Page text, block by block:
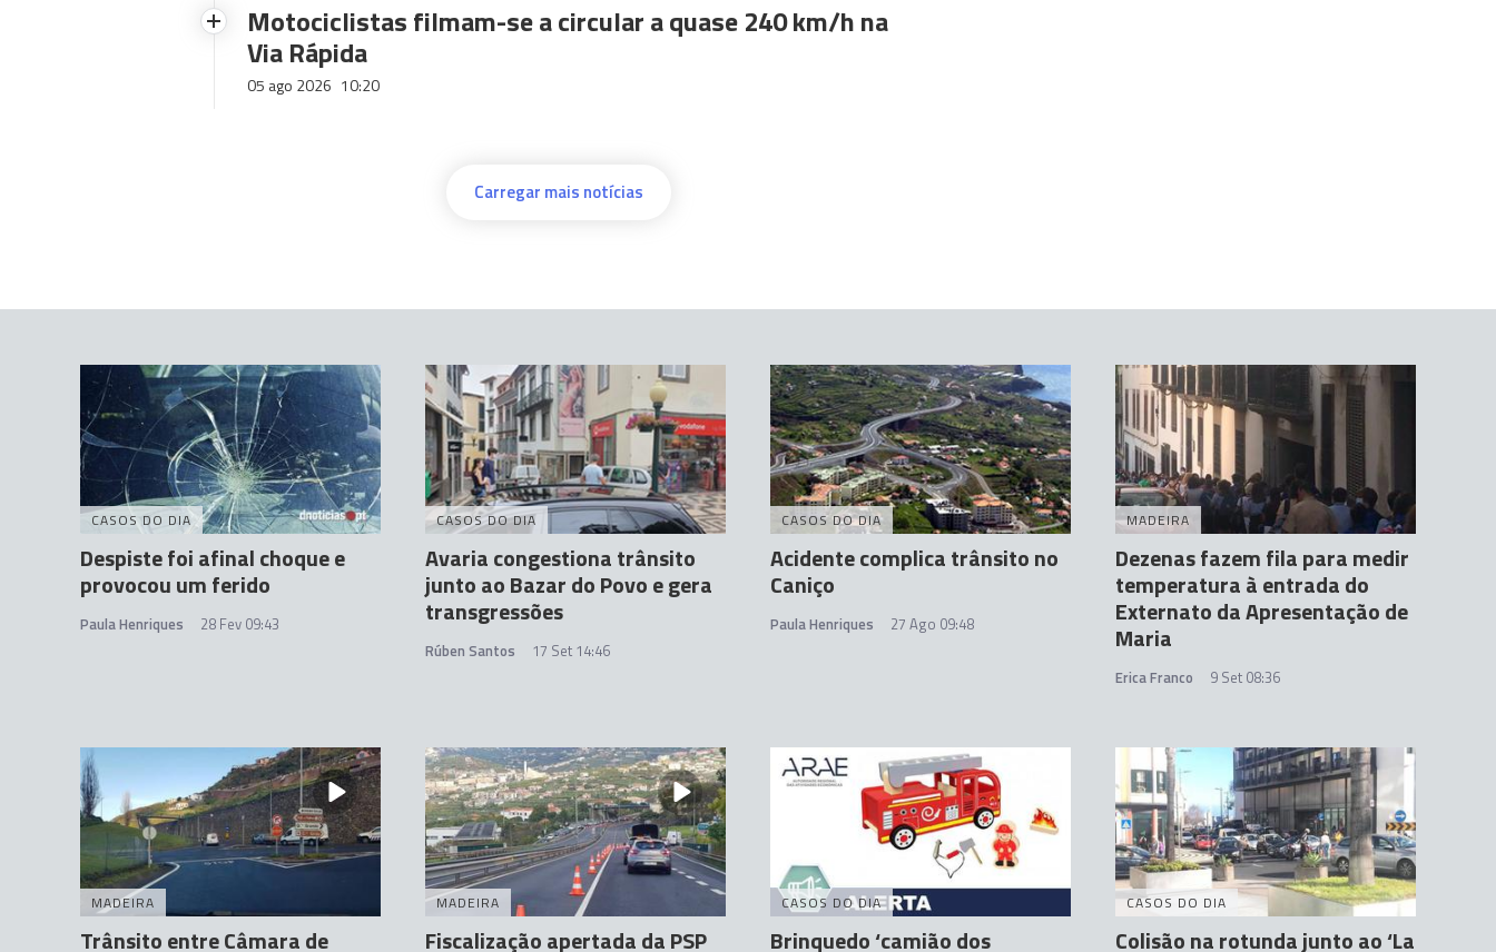
Motociclistas filmam-se a circular a quase 240 km/h na
Via Rápida
05 ago 2026 10:20
Carregar mais notícias
CASOS DO DIA
Despiste foi afinal choque e
provocou um ferido
Paula Henriques 28 Fev 09:43
CASOS DO DIA
Avaria congestiona trânsito
junto ao Bazar do Povo e gera
transgressões
Rúben Santos 17 Set 14:46
CASOS DO DIA
Acidente complica trânsito no
Caniço
Paula Henriques 27 Ago 09:48
MADEIRA
Dezenas fazem fila para medir
temperatura à entrada do
Externato da Apresentação de
Maria
Erica Franco 9 Set 08:36
MADEIRA
Trânsito entre Câmara de
MADEIRA
Fiscalização apertada da PSP
CASOS DO DIA
Brinquedo ‘camião dos
CASOS DO DIA
Colisão na rotunda junto ao ‘La